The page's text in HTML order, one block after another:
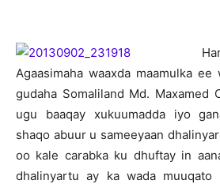
H
Agaasimaha waaxda maamulka ee
gudaha Somaliland Md. Maxamed
ugu baaqay xukuumadda iyo
shaqo abuur u sameeyaan
oo kale carabka ku dhuftay in
dhalinyartu ay ka wada muuqato